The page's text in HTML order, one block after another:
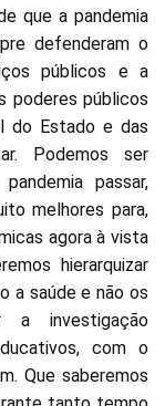
que a pandemia
defenderam o
públicos e a
poderes públicos
do Estado e das
Podemos ser
passar,
melhores para,
agora à vista
hierarquizar
a saúde e não os
a investigação
com o
Que saberemos